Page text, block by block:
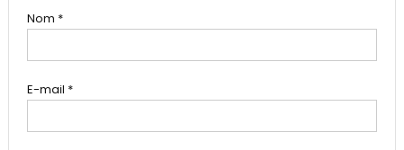
Nom *
E-mail *